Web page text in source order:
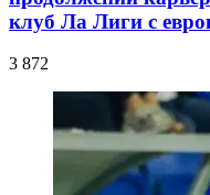
клуб Ла Лиги с
3 872